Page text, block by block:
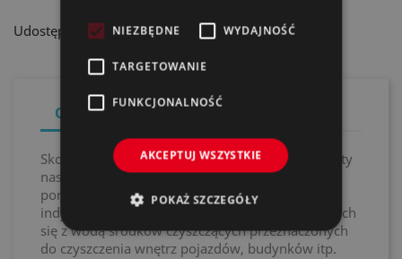
Udostępnij
Opis Szczegóły produktu
Skoncentrowany zapach świeżej mrożonej herbaty
nasycania zapachem myjni samochodowych za
pomocą Fresh-S-Center (999331). Również do
indywidualnego nasycania zapachem mieszających
się z wodą środków czyszczących przeznaczonych
do czyszczenia wnętrz pojazdów, budynków itp.
NIEZBĘDNE WYDAJNOŚĆ
TARGETOWANIE
FUNKCJONALNOŚĆ
AKCEPTUJ WSZYSTKIE
POKAŻ SZCZEGÓŁY